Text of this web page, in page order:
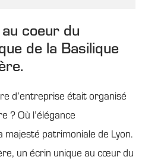
coeur du
de la Basilique
d’entreprise était organisé
? Où l’élégance
patrimoniale de Lyon.
un écrin unique au cœur du